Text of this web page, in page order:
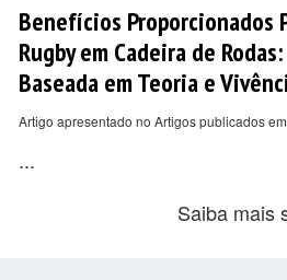
Benefícios Proporcionados
Rugby em Cadeira de
Baseada em Teoria e
Artigo apresentado no Artigos publicados
...
Saiba mais